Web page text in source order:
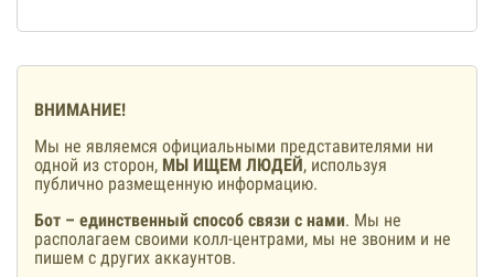
ВНИМАНИЕ!
Мы не являемся официальными представителями ни
одной из сторон, МЫ ИЩЕМ ЛЮДЕЙ, используя
публично размещенную информацию.
Бот – единственный способ связи с нами. Мы не
располагаем своими колл-центрами, мы не звоним и не
пишем с других аккаунтов.